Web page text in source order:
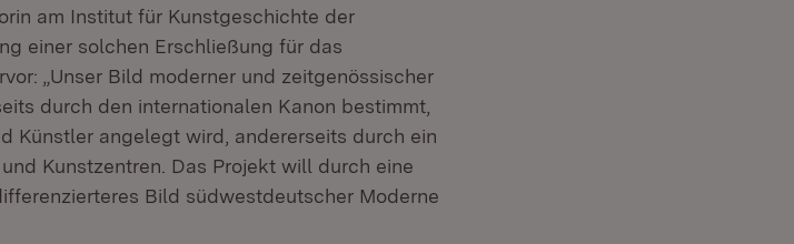
am Institut für Kunstgeschichte der
einer solchen Erschließung für das
„Unser Bild moderner und zeitgenössischer
durch den internationalen Kanon bestimmt,
Künstler angelegt wird, andererseits durch ein
Kunstzentren. Das Projekt will durch eine
Bild südwestdeutscher Moderne